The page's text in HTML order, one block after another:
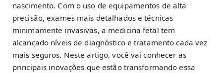
nascimento. Com o uso de equipamentos de alta
precisão, exames mais detalhados e técnicas
minimamente invasivas, a medicina fetal tem
alcançado níveis de diagnóstico e tratamento cada vez
mais seguros. Neste artigo, você vai conhecer as
principais inovações que estão transformando essa